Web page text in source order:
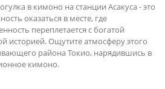
в кимоно на станции Асакуса - это
оказаться в месте, где
переплетается с богатой
историей. Ощутите атмосферу этого
района Токио, нарядившись в
кимоно.